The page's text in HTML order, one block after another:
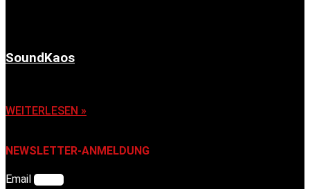
SoundKaos
WEITERLESEN »
NEWSLETTER-ANMELDUNG
Email